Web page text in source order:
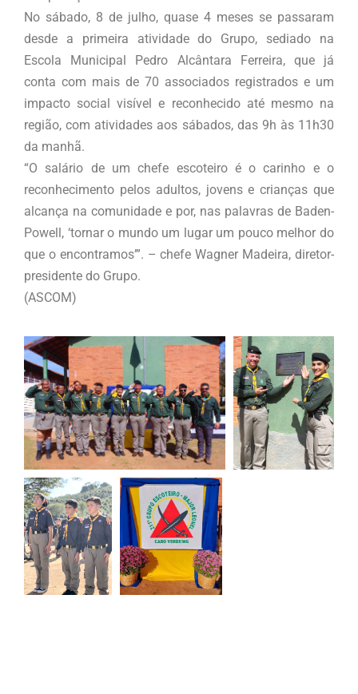
No sábado, 8 de julho, quase 4 meses se passaram
desde a primeira atividade do Grupo, sediado na
Escola Municipal Pedro Alcântara Ferreira, que já
conta com mais de 70 associados registrados e um
impacto social visível e reconhecido até mesmo na
região, com atividades aos sábados, das 9h às 11h30
da manhã.
“O salário de um chefe escoteiro é o carinho e o
reconhecimento pelos adultos, jovens e crianças que
alcança na comunidade e por, nas palavras de Baden-
Powell, ‘tornar o mundo um lugar um pouco melhor do
que o encontramos’”. – chefe Wagner Madeira, diretor-
presidente do Grupo.
(ASCOM)